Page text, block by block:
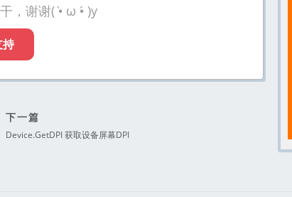
，谢谢( •̀ ω •́ )y
持
下一篇
Device.GetDPI 获取设备屏幕DPI